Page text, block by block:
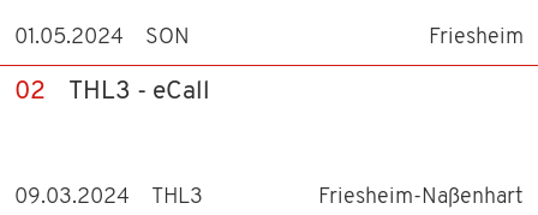
01.05.2024 SON Friesheim
09.03.2024 THL3 Friesheim-Naßenhart
02 THL3 - eCall